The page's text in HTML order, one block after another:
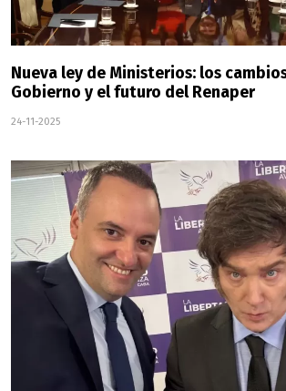
Nueva ley de Ministerios: los
Gobierno y el futuro del Renaper
24-11-2025